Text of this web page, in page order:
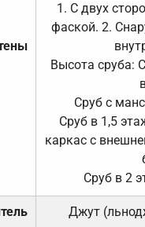
1. С двух
фаской. 2.
Высота сруба:
Сруб с
Сруб в 1,5
каркас с
Сруб в 2
Джут